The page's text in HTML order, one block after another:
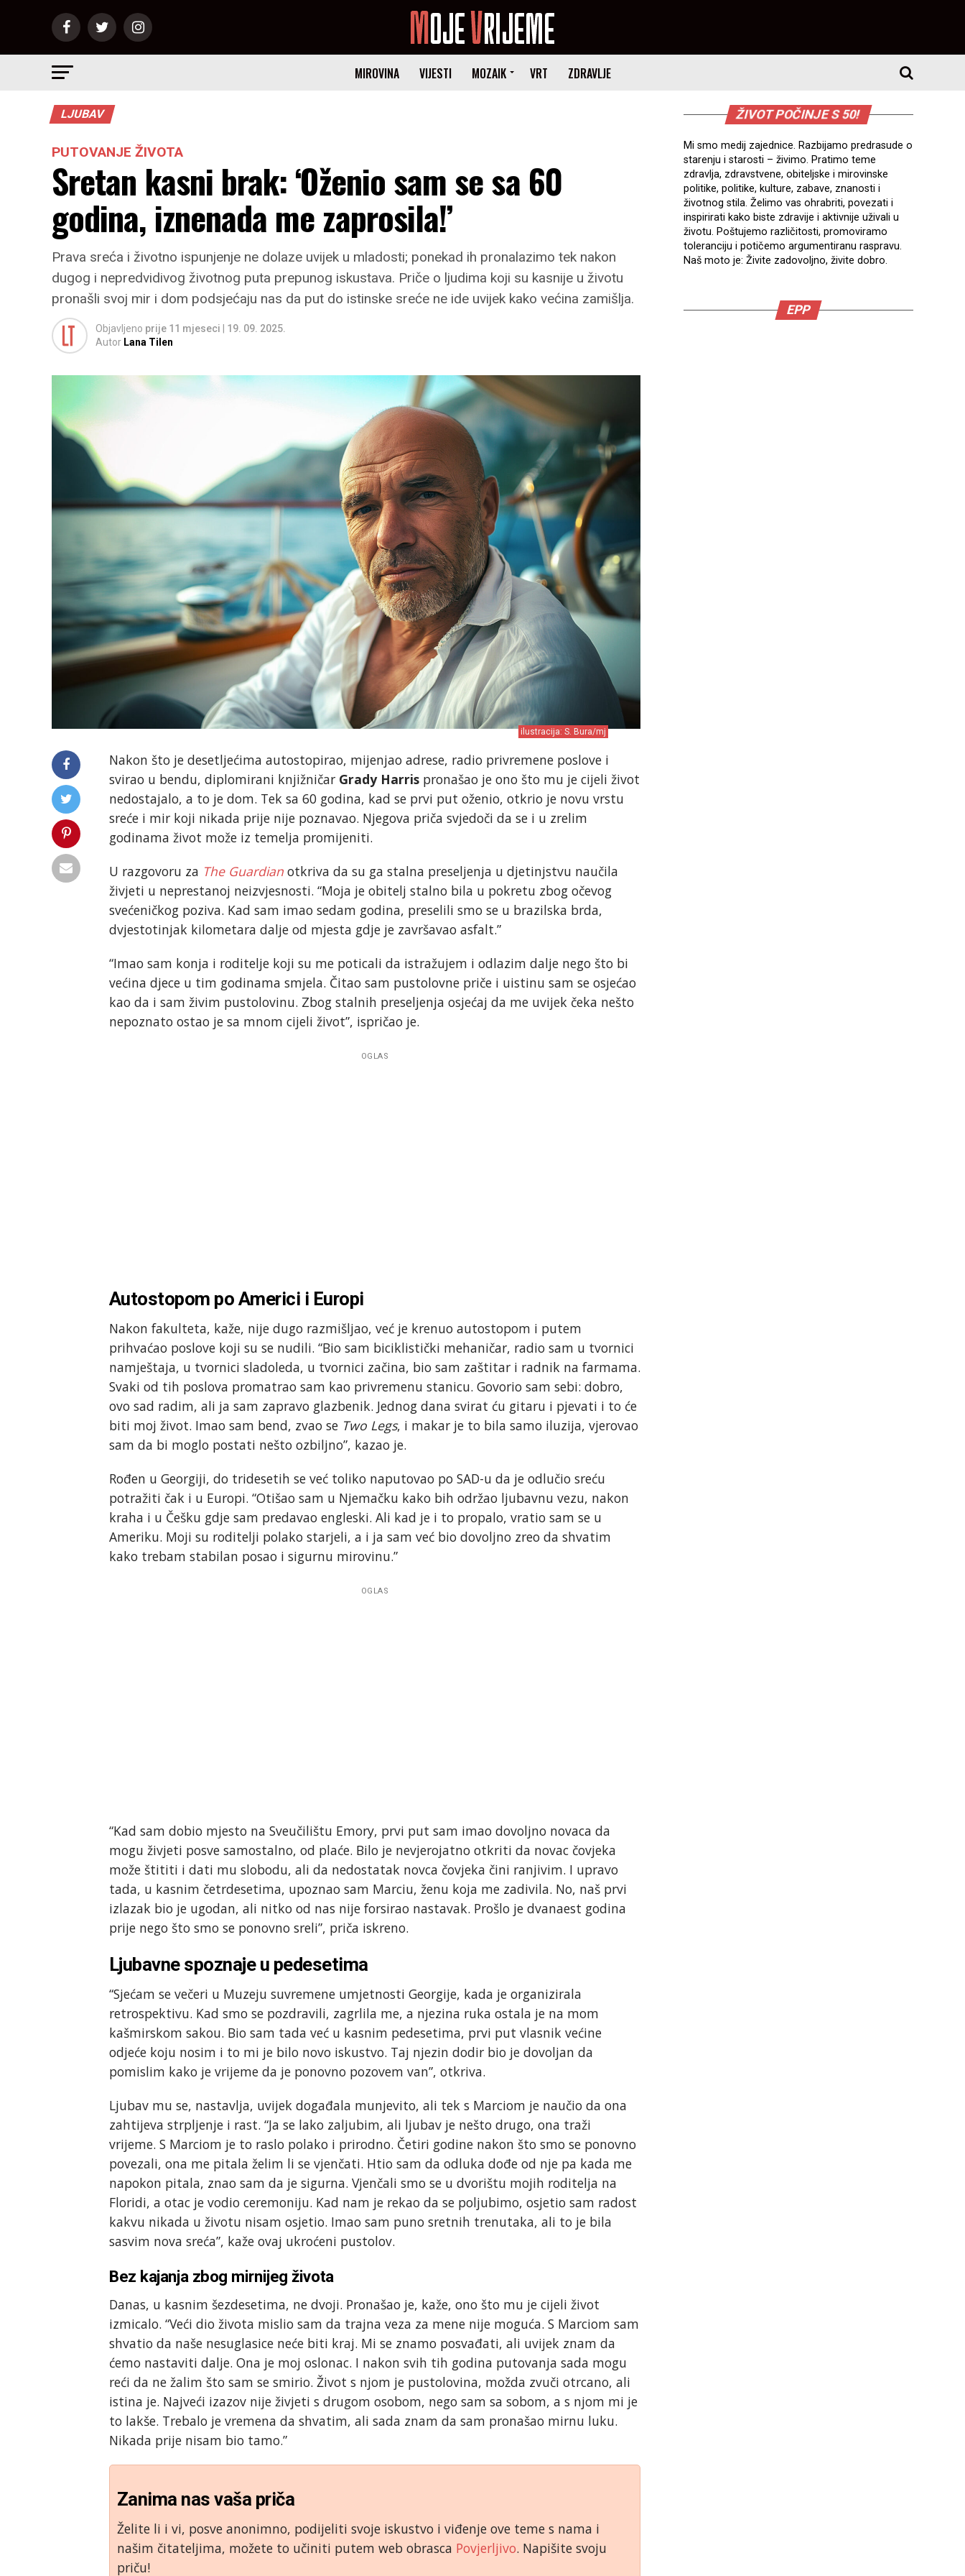
MIROVINA VIJESTI MOZAIK VRT ZDRAVLJE
LJUBAV
PUTOVANJE ŽIVOTA
Sretan kasni brak: ‘Oženio sam se sa 60
godina, iznenada me zaprosila!’
Prava sreća i životno ispunjenje ne dolaze uvijek u mladosti; ponekad ih pronalazimo tek nakon
dugog i nepredvidivog životnog puta prepunog iskustava. Priče o ljudima koji su kasnije u životu
pronašli svoj mir i dom podsjećaju nas da put do istinske sreće ne ide uvijek kako većina zamišlja.
Objavljeno prije 11 mjeseci
19. 09. 2025.
Autor Lana Tilen
ilustracija: S. Bura/mj
Nakon što je desetljećima autostopirao, mijenjao adrese, radio privremene poslove i
svirao u bendu, diplomirani knjižničar Grady Harris pronašao je ono što mu je cijeli život
nedostajalo, a to je dom. Tek sa 60 godina, kad se prvi put oženio, otkrio je novu vrstu
sreće i mir koji nikada prije nije poznavao. Njegova priča svjedoči da se i u zrelim
godinama život može iz temelja promijeniti.
U razgovoru za The Guardian otkriva da su ga stalna preseljenja u djetinjstvu naučila
živjeti u neprestanoj neizvjesnosti. “Moja je obitelj stalno bila u pokretu zbog očevog
svećeničkog poziva. Kad sam imao sedam godina, preselili smo se u brazilska brda,
dvjestotinjak kilometara dalje od mjesta gdje je završavao asfalt.”
“Imao sam konja i roditelje koji su me poticali da istražujem i odlazim dalje nego što bi
većina djece u tim godinama smjela. Čitao sam pustolovne priče i uistinu sam se osjećao
kao da i sam živim pustolovinu. Zbog stalnih preseljenja osjećaj da me uvijek čeka nešto
nepoznato ostao je sa mnom cijeli život”, ispričao je.
OGLAS
Autostopom po Americi i Europi
Nakon fakulteta, kaže, nije dugo razmišljao, već je krenuo autostopom i putem
prihvaćao poslove koji su se nudili. “Bio sam biciklistički mehaničar, radio sam u tvornici
namještaja, u tvornici sladoleda, u tvornici začina, bio sam zaštitar i radnik na farmama.
Svaki od tih poslova promatrao sam kao privremenu stanicu. Govorio sam sebi: dobro,
ovo sad radim, ali ja sam zapravo glazbenik. Jednog dana svirat ću gitaru i pjevati i to će
biti moj život. Imao sam bend, zvao se Two Legs, i makar je to bila samo iluzija, vjerovao
sam da bi moglo postati nešto ozbiljno”, kazao je.
Rođen u Georgiji, do tridesetih se već toliko naputovao po SAD-u da je odlučio sreću
potražiti čak i u Europi. “Otišao sam u Njemačku kako bih održao ljubavnu vezu, nakon
kraha i u Češku gdje sam predavao engleski. Ali kad je i to propalo, vratio sam se u
Ameriku. Moji su roditelji polako starjeli, a i ja sam već bio dovoljno zreo da shvatim
kako trebam stabilan posao i sigurnu mirovinu.”
OGLAS
“Kad sam dobio mjesto na Sveučilištu Emory, prvi put sam imao dovoljno novaca da
mogu živjeti posve samostalno, od plaće. Bilo je nevjerojatno otkriti da novac čovjeka
može štititi i dati mu slobodu, ali da nedostatak novca čovjeka čini ranjivim. I upravo
tada, u kasnim četrdesetima, upoznao sam Marciu, ženu koja me zadivila. No, naš prvi
izlazak bio je ugodan, ali nitko od nas nije forsirao nastavak. Prošlo je dvanaest godina
prije nego što smo se ponovno sreli”, priča iskreno.
Ljubavne spoznaje u pedesetima
“Sjećam se večeri u Muzeju suvremene umjetnosti Georgije, kada je organizirala
retrospektivu. Kad smo se pozdravili, zagrlila me, a njezina ruka ostala je na mom
kašmirskom sakou. Bio sam tada već u kasnim pedesetima, prvi put vlasnik većine
odjeće koju nosim i to mi je bilo novo iskustvo. Taj njezin dodir bio je dovoljan da
pomislim kako je vrijeme da je ponovno pozovem van”, otkriva.
Ljubav mu se, nastavlja, uvijek događala munjevito, ali tek s Marciom je naučio da ona
zahtijeva strpljenje i rast. “Ja se lako zaljubim, ali ljubav je nešto drugo, ona traži
vrijeme. S Marciom je to raslo polako i prirodno. Četiri godine nakon što smo se ponovno
povezali, ona me pitala želim li se vjenčati. Htio sam da odluka dođe od nje pa kada me
napokon pitala, znao sam da je sigurna. Vjenčali smo se u dvorištu mojih roditelja na
Floridi, a otac je vodio ceremoniju. Kad nam je rekao da se poljubimo, osjetio sam radost
kakvu nikada u životu nisam osjetio. Imao sam puno sretnih trenutaka, ali to je bila
sasvim nova sreća”, kaže ovaj ukroćeni pustolov.
Bez kajanja zbog mirnijeg života
Danas, u kasnim šezdesetima, ne dvoji. Pronašao je, kaže, ono što mu je cijeli život
izmicalo. “Veći dio života mislio sam da trajna veza za mene nije moguća. S Marciom sam
shvatio da naše nesuglasice neće biti kraj. Mi se znamo posvađati, ali uvijek znam da
ćemo nastaviti dalje. Ona je moj oslonac. I nakon svih tih godina putovanja sada mogu
reći da ne žalim što sam se smirio. Život s njom je pustolovina, možda zvuči otrcano, ali
istina je. Najveći izazov nije živjeti s drugom osobom, nego sam sa sobom, a s njom mi je
to lakše. Trebalo je vremena da shvatim, ali sada znam da sam pronašao mirnu luku.
Nikada prije nisam bio tamo.”
Zanima nas vaša priča
Želite li i vi, posve anonimno, podijeliti svoje iskustvo i viđenje ove teme s nama i
našim čitateljima, možete to učiniti putem web obrasca Povjerljivo. Napišite svoju
priču!
ŽIVOT POČINJE S 50!
Mi smo medij zajednice. Razbijamo predrasude o
starenju i starosti – živimo. Pratimo teme
zdravlja, zdravstvene, obiteljske i mirovinske
politike, politike, kulture, zabave, znanosti i
životnog stila. Želimo vas ohrabriti, povezati i
inspirirati kako biste zdravije i aktivnije uživali u
životu. Poštujemo različitosti, promoviramo
toleranciju i potičemo argumentiranu raspravu.
Naš moto je: Živite zadovoljno, živite dobro.
EPP